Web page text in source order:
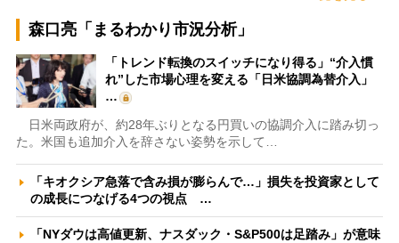
森口亮「まるわかり市況分析」
「トレンド転換のスイッチになり得る」“介入慣
れ”した市場心理を変える「日米協調為替介入」
…
日米両政府が、約28年ぶりとなる円買いの協調介入に踏み切っ
た。米国も追加介入を辞さない姿勢を示して…
「キオクシア急落で含み損が膨らんで…」損失を投資家として
の成長につなげる4つの視点 …
「NYダウは高値更新、ナスダック・S&P500は足踏み」が意味